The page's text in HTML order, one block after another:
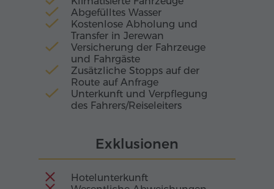
Abgefülltes Wasser
Kostenlose Abholung und
Transfer in Jerewan
Versicherung der Fahrzeuge
und Fahrgäste
Zusätzliche Stopps auf der
Route auf Anfrage
Unterkunft und Verpflegung
des Fahrers/Reiseleiters
Exklusionen
Hotelunterkunft